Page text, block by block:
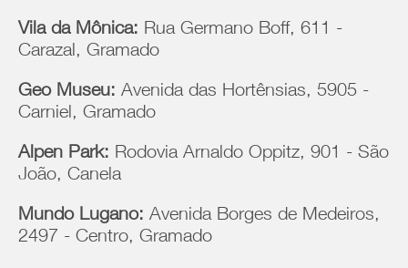
Vila da Mônica: Rua Germano Boff, 611 -
Carazal, Gramado
Geo Museu: Avenida das Hortênsias, 5905 -
Carniel, Gramado
Alpen Park: Rodovia Arnaldo Oppitz, 901 - São
João, Canela
Mundo Lugano: Avenida Borges de Medeiros,
2497 - Centro, Gramado